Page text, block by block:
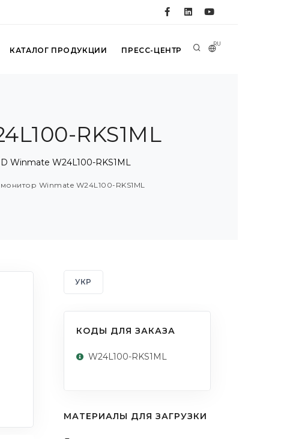
RU
КАТАЛОГ ПРОДУКЦИИ ПРЕСС-ЦЕНТР
RKS1ML
W24L100-RKS1ML
Winmate W24L100-RKS1ML
УКР
КОДЫ ДЛЯ ЗАКАЗА
W24L100-RKS1ML
МАТЕРИАЛЫ ДЛЯ ЗАГРУЗКИ